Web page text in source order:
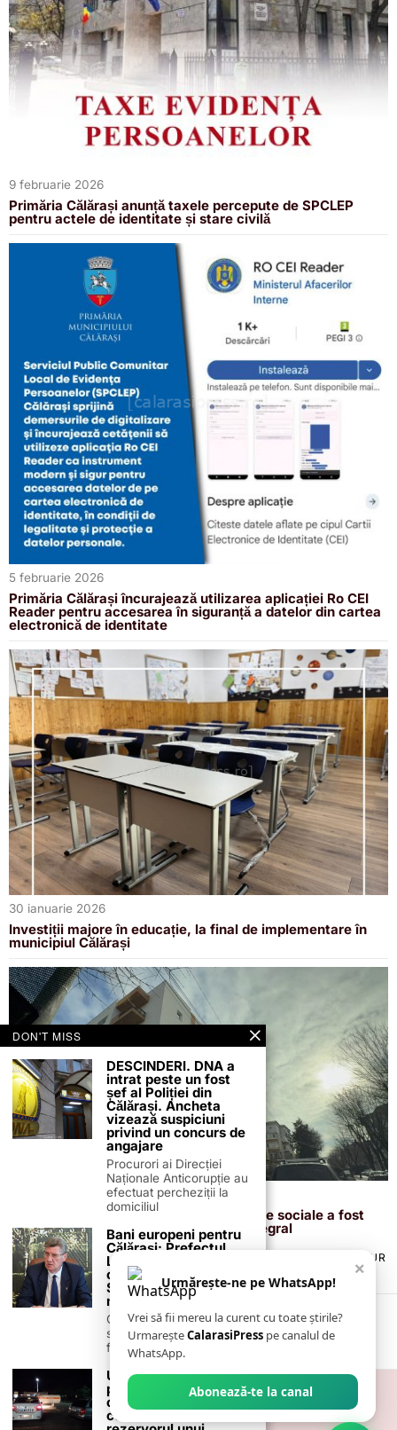
9 februarie 2026
Primăria Călărași anunță taxele percepute de SPCLEP
pentru actele de identitate și stare civilă
5 februarie 2026
Primăria Călărași încurajează utilizarea aplicației Ro CEI
Reader pentru accesarea în siguranță a datelor din cartea
electronică de identitate
30 ianuarie 2026
Investiții majore în educație, la final de implementare în
municipiul Călărași
Primarul Marius Dulce: blocul de locuințe sociale a fost
finalizat, iar zona va fi modernizată integral
TERMENI ȘI CONDIȚII
POLITICA DE ANULARE & RETUR
PUBLICITATE ONLINE & TIPĂRITĂ
CONTACT
ZIARUL ANUNȚUL CĂLĂRĂȘEAN
×
Urmărește-ne pe WhatsApp!
Vrei să fii mereu la curent cu toate știrile?
UrmareșteCalarasiPress pe canalul de
WhatsApp.
Abonează-te la canal
DON'T MISS
DESCINDERI. DNA a
intrat peste un fost
șef al Poliției din
Călărași. Ancheta
vizează suspiciuni
privind un concurs de
angajare
Procurori ai Direcției
Naționale Anticorupție au
efectuat percheziții la
domiciliul
Bani europeni pentru
Călărași: Prefectul
Laurențiu State anunță
colaborarea cu ADR
Sud-Muntenia pentru
noi finanțări
Călărașul se pregătește
să intre pe harta
finanțărilor europene, cu
Un timișorean a fost
prins în Călărași după
ce a reușit să fure
combustibil din